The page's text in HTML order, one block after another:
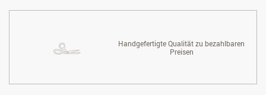
Handgefertigte Qualität zu bezahlbaren
Preisen